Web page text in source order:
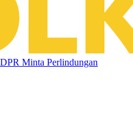
Minta Perlindungan